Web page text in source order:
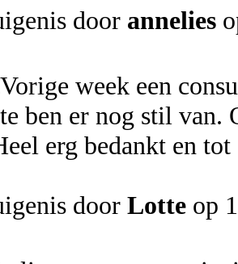
door annelies
week een
ben er nog stil van.
erg bedankt en
door Lotte op